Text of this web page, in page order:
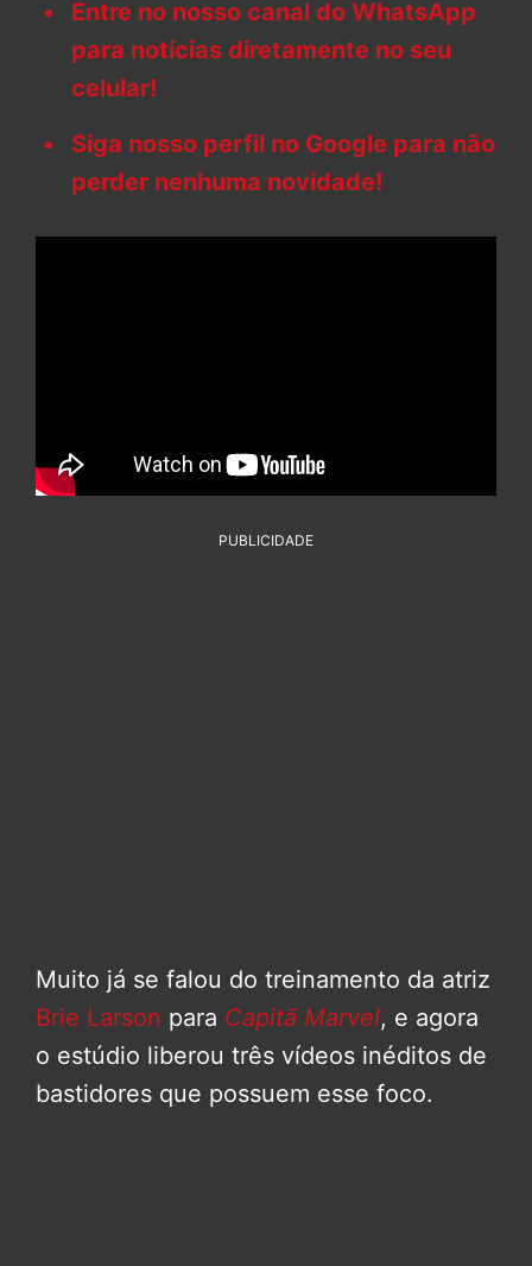
Entre no nosso canal do WhatsApp
para notícias diretamente no seu
celular!
Siga nosso perfil no Google para não
perder nenhuma novidade!
PUBLICIDADE
Muito já se falou do treinamento da atriz
Brie Larson para Capitã Marvel, e agora
o estúdio liberou três vídeos inéditos de
bastidores que possuem esse foco.